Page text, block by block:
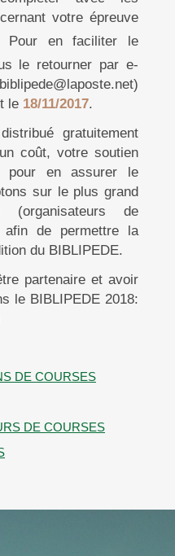
votre épreuve
Pour en faciliter le
le retourner par e-
le 18/11/2017.
gratuitement
coût, votre soutien
pour en assurer le
sur le plus grand
(organisateurs de
afin de permettre la
du BIBLIPEDE.
partenaire et avoir
le BIBLIPEDE 2018:
DE COURSES
DE COURSES